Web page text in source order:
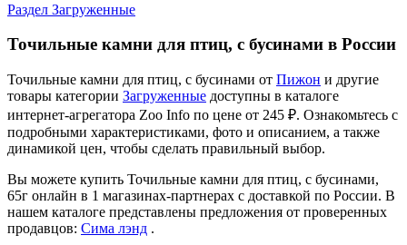
Раздел Загруженные
Точильные камни для птиц, с бусинами в России
Точильные камни для птиц, с бусинами от Пижон и другие
товары категории Загруженные доступны в каталоге
интернет-агрегатора Zoo Info по цене от 245 ₽. Ознакомьтесь с
подробными характеристиками, фото и описанием, а также
динамикой цен, чтобы сделать правильный выбор.
Вы можете купить Точильные камни для птиц, с бусинами,
65г онлайн в 1 магазинах-партнерах с доставкой по России. В
нашем каталоге представлены предложения от проверенных
продавцов: Сима лэнд .